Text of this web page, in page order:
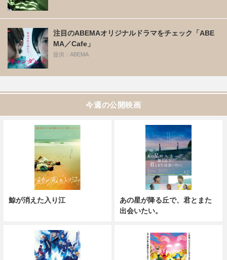
注目のABEMAオリジナルドラマをチェック「ABE
MA／Cafe」
提供：ABEMA
今週の公開映画
鯨が消えた入り江
あの星が降る丘で、君とまた
出会いたい。